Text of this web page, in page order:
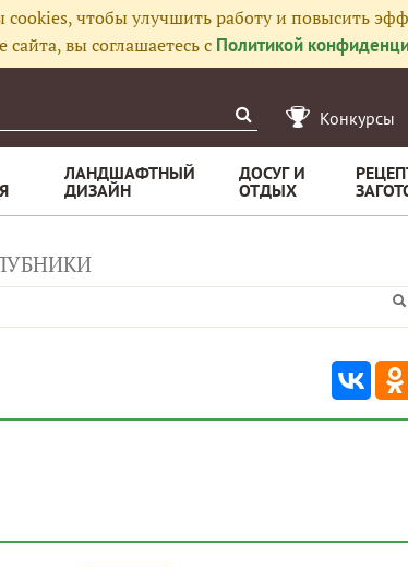
чтобы улучшить работу и повысить
вы соглашаетесь с Политикой
Конкурсы
ЛАНДШАФТНЫЙ
ДИЗАЙН
ДОСУГ И
ОТДЫХ